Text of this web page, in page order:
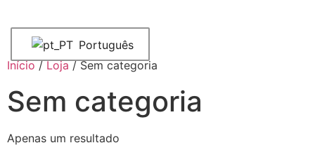
Português
Início/Loja/ Sem categoria
Sem categoria
Apenas um resultado